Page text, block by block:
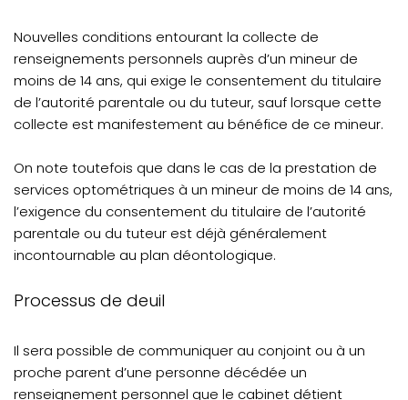
Nouvelles conditions entourant la collecte de
renseignements personnels auprès d’un mineur de
moins de 14 ans, qui exige le consentement du titulaire
de l’autorité parentale ou du tuteur, sauf lorsque cette
collecte est manifestement au bénéfice de ce mineur.
On note toutefois que dans le cas de la prestation de
services optométriques à un mineur de moins de 14 ans,
l’exigence du consentement du titulaire de l’autorité
parentale ou du tuteur est déjà généralement
incontournable au plan déontologique.
Processus de deuil
Il sera possible de communiquer au conjoint ou à un
proche parent d’une personne décédée un
renseignement personnel que le cabinet détient